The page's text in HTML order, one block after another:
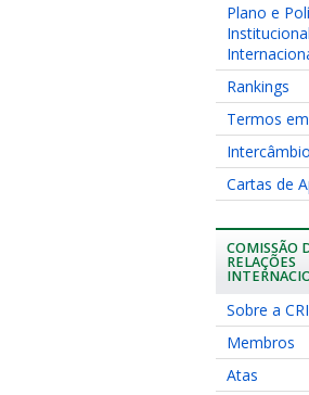
Plano e
Rankings
Termos
Cartas de
COMISSÃO
RELAÇÕES
Sobre a CRI
Membros
Atas